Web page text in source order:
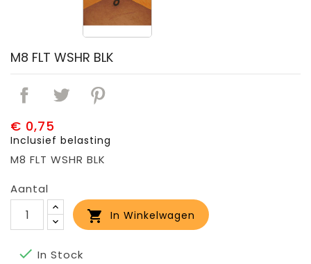
M8 FLT WSHR BLK
€ 0,75
Inclusief belasting
M8 FLT WSHR BLK
Aantal
 In Winkelwagen
 In Stock